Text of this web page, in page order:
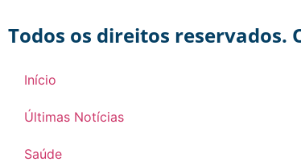
Todos os direitos reservados.
Início
Últimas Notícias
Saúde